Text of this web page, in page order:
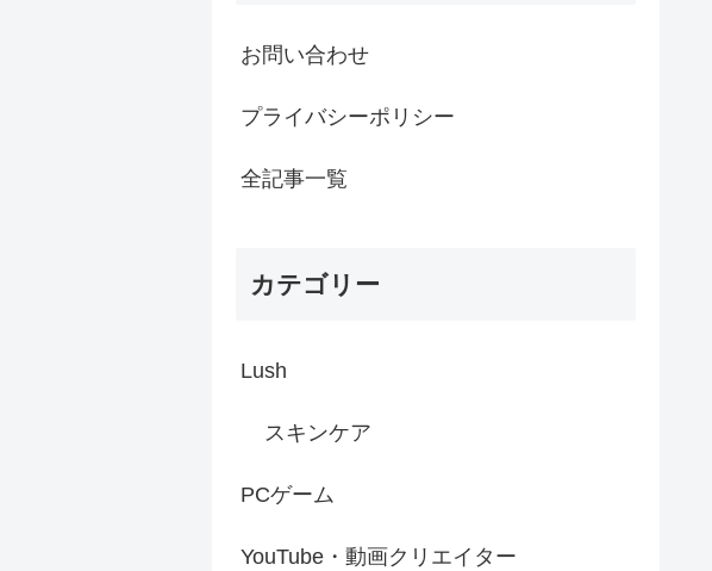
お問い合わせ
プライバシーポリシー
全記事一覧
カテゴリー
Lush
スキンケア
PCゲーム
YouTube・動画クリエイター